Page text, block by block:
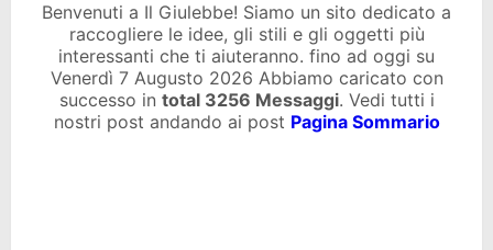
Benvenuti a Il Giulebbe! Siamo un sito dedicato a
raccogliere le idee, gli stili e gli oggetti più
interessanti che ti aiuteranno. fino ad oggi su
Venerdì 7 Augusto 2026 Abbiamo caricato con
successo in total 3256 Messaggi. Vedi tutti i
nostri post andando ai post Pagina Sommario